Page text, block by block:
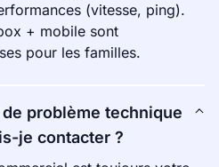
(vitesse, ping).
+ mobile sont
pour les familles.
problème technique
je contacter ?